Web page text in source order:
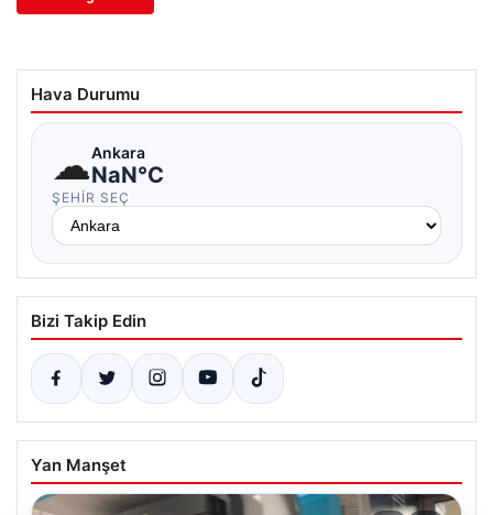
Hava Durumu
☁Ankara
NaN°C
ŞEHIR SEÇ
Bizi Takip Edin
Yan Manşet